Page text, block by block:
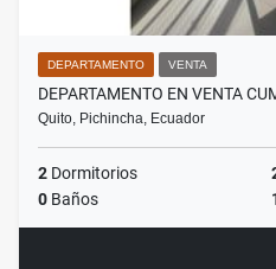
DEPARTAMENTO VENTA
DEPARTAMENTO EN VENTA
Quito, Pichincha, Ecuador
2 Dormitorios
0 Baños